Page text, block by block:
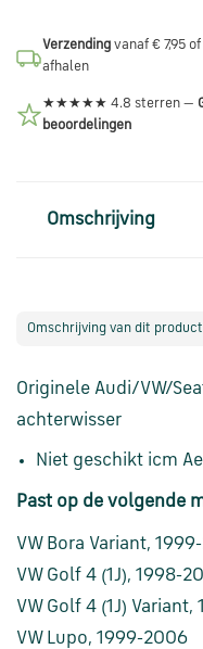
Retourinformatie
Verzending vanaf € 7,95 of
afhalen
★★★★★ 4.8 sterren —
beoordelingen
Omschrijving
Omschrijving van dit product
Originele Audi/VW/
achterwisser
Niet geschikt icm
Past op de volgende
VW Bora Variant,
VW Golf 4 (1J), 1998-
VW Golf 4 (1J)
VW Lupo, 1999-2006